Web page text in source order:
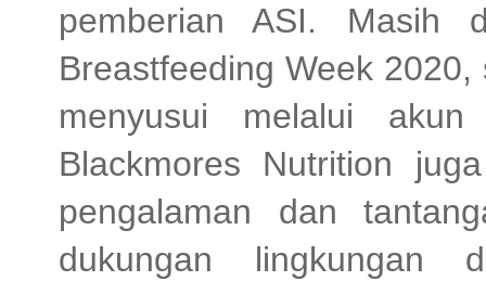
pemberian ASI. Masih
Breastfeeding Week
menyusui melalui akun
Blackmores Nutrition
pengalaman dan
dukungan lingkungan